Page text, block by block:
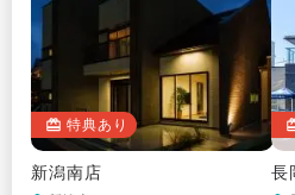
新潟南店
特典あり
長